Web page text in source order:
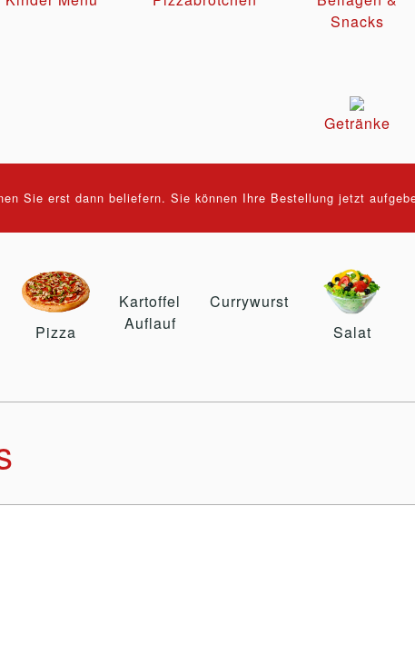
Snacks
Getränke
Sie erst dann beliefern. Sie können Ihre Bestellung jetzt
Pizza
Kartoffel
Auflauf
Currywurst
Salat